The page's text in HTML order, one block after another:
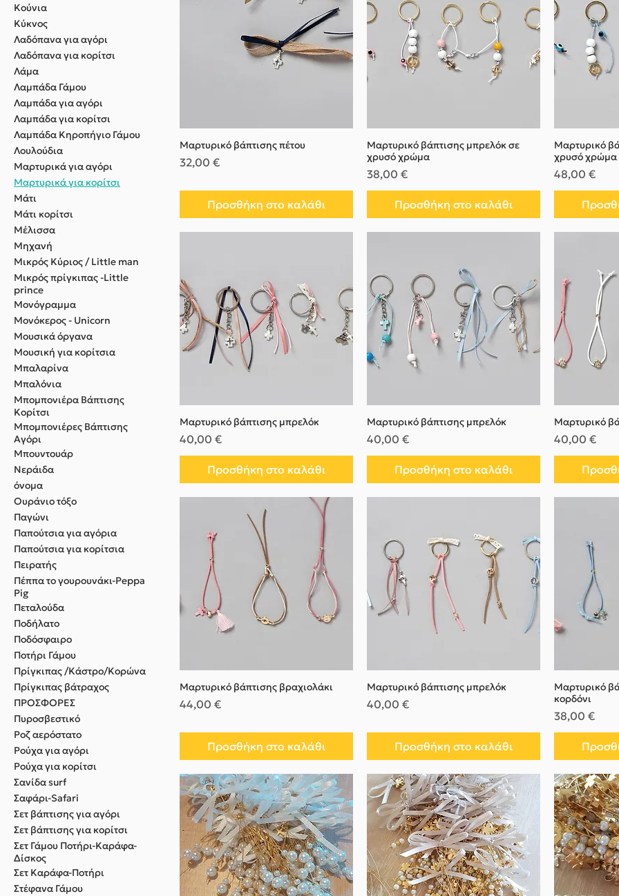
Κούνια
Κύκνος
Λαδόπανα για αγόρι
Λαδόπανα για κορίτσι
Λάμα
Λαμπάδα Γάμου
Λαμπάδα για αγόρι
Λαμπάδα για κορίτσι
Λαμπάδα Κηροπήγιο Γάμου
Λουλούδια
Μαρτυρικά για αγόρι
Μαρτυρικά για κορίτσι
Μάτι
Μάτι κορίτσι
Μέλισσα
Μηχανή
Μικρός Κύριος / Little man
Μικρός πρίγκιπας -Little
prince
Μονόγραμμα
Μονόκερος - Unicorn
Μουσικά όργανα
Μουσική για κορίτσια
Μπαλαρίνα
Μπαλόνια
Μπομπονιέρα Βάπτισης
Κορίτσι
Μπομπονιέρες Βάπτισης
Αγόρι
Μπουντουάρ
Νεράιδα
όνομα
Ουράνιο τόξο
Παγώνι
Παπούτσια για αγόρια
Παπούτσια για κορίτσια
Πειρατής
Πέππα το γουρουνάκι-Peppa
Pig
Πεταλούδα
Ποδήλατο
Ποδόσφαιρο
Ποτήρι Γάμου
Πρίγκιπας /Κάστρο/Κορώνα
Πρίγκιπας βάτραχος
ΠΡΟΣΦΟΡΕΣ
Πυροσβεστικό
Ροζ αερόστατο
Ρούχα για αγόρι
Ρούχα για κορίτσι
Σανίδα surf
Σαφάρι-Safari
Σετ βάπτισης για αγόρι
Σετ βάπτισης για κορίτσι
Σετ Γάμου Ποτήρι-Καράφα-
Δίσκος
Σετ Καράφα-Ποτήρι
Στέφανα Γάμου
Μαρτυρικό βάπτισης πέτου
Τιμή
32,00 €
Προσθήκη στο καλάθι
Μαρτυρικό βάπτισης μπρελόκ σε
χρυσό χρώμα
Τιμή
38,00 €
Προσθήκη στο καλάθι
Μαρτυρικό
χρυσό χρώμα
Τιμή
48,00 €
Μαρτυρικό βάπτισης μπρελόκ
Τιμή
40,00 €
Προσθήκη στο καλάθι
Μαρτυρικό βάπτισης μπρελόκ
Τιμή
40,00 €
Προσθήκη στο καλάθι
Μαρτυρικό
Τιμή
40,00 €
Μαρτυρικό βάπτισης βραχιολάκι
Τιμή
44,00 €
Προσθήκη στο καλάθι
Μαρτυρικό βάπτισης μπρελόκ
Τιμή
40,00 €
Προσθήκη στο καλάθι
Μαρτυρικό
κορδόνι
Τιμή
38,00 €